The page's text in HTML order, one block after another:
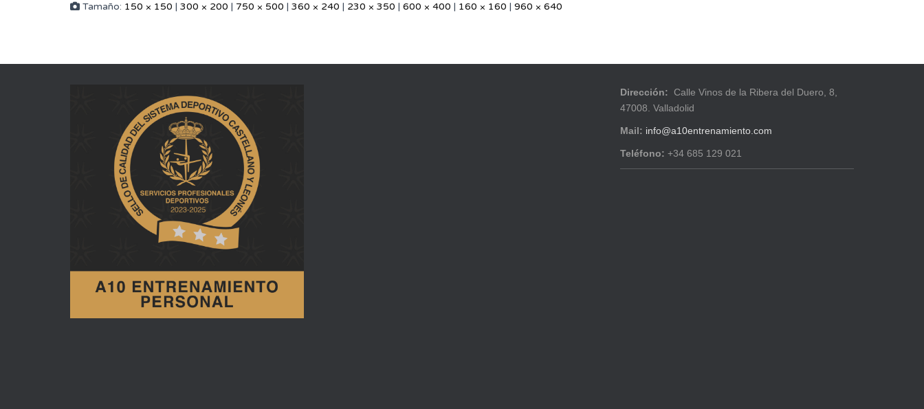
Tamaño: 150 × 150 | 300 × 200 | 750 × 500 | 360 × 240 | 230 × 350 | 600 × 400 | 160 × 160 | 960 × 640
Dirección: Calle Vinos de la Ribera del Duero, 8,
47008. Valladolid
Mail: info@a10entrenamiento.com
Teléfono: +34 685 129 021